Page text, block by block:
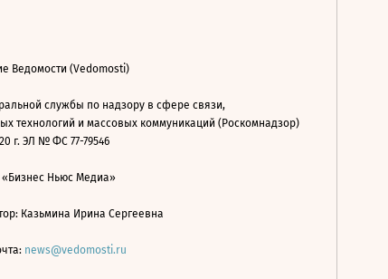
Ведомости (Vedomosti)
службы по надзору в сфере связи,
технологий и массовых коммуникаций (Роскомнадзор)
г. ЭЛ № ФС 77-79546
«Бизнес Ньюс Медиа»
Казьмина Ирина Сергеевна
news@vedomosti.ru